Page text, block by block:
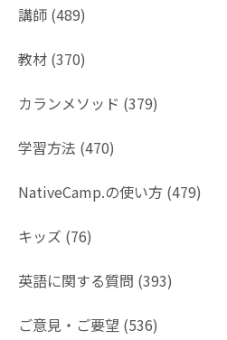
講師 (489)
教材 (370)
カランメソッド (379)
学習方法 (470)
NativeCamp.の使い方 (479)
キッズ (76)
英語に関する質問 (393)
ご意見・ご要望 (536)